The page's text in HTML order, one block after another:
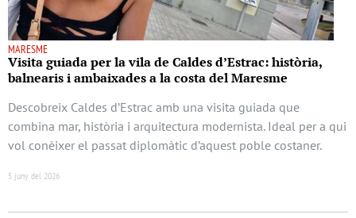
MARESME
Visita guiada per la vila de Caldes d’Estrac: història,
balnearis i ambaixades a la costa del Maresme
Descobreix Caldes d’Estrac amb una visita guiada que
combina mar, història i arquitectura modernista. Ideal per a qui
vol conèixer el passat diplomàtic d’aquest poble costaner.
5 juny del 2026